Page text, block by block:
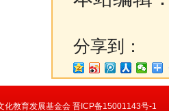
分享到：
化教育发展基金会 晋ICP备15001143号-1